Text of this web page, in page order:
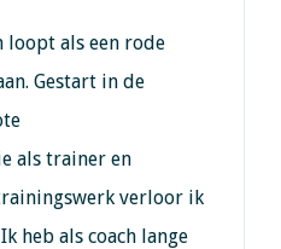
loopt als een rode
Gestart in de
als trainer en
verloor ik
heb als coach lange